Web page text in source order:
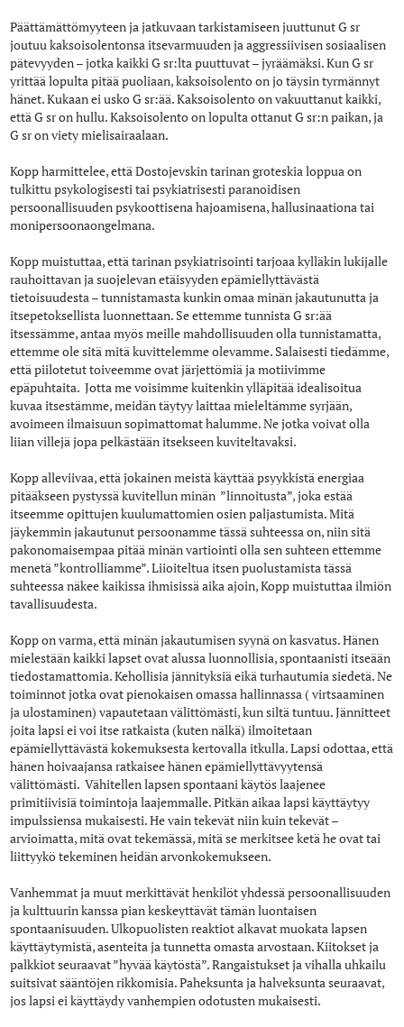
Päättämättömyyteen ja jatkuvaan tarkistamiseen juuttunut G sr
joutuu kaksoisolentonsa itsevarmuuden ja aggressiivisen sosiaalisen
pätevyyden – jotka kaikki G sr:lta puuttuvat – jyräämäksi. Kun G sr
yrittää lopulta pitää puoliaan, kaksoisolento on jo täysin tyrmännyt
hänet. Kukaan ei usko G sr:ää. Kaksoisolento on vakuuttanut kaikki,
että G sr on hullu. Kaksoisolento on lopulta ottanut G sr:n paikan, ja
G sr on viety mielisairaalaan.
Kopp harmittelee, että Dostojevskin tarinan groteskia loppua on
tulkittu psykologisesti tai psykiatrisesti paranoidisen
persoonallisuuden psykoottisena hajoamisena, hallusinaationa tai
monipersoonaongelmana.
Kopp muistuttaa, että tarinan psykiatrisointi tarjoaa kylläkin lukijalle
rauhoittavan ja suojelevan etäisyyden epämiellyttävästä
tietoisuudesta – tunnistamasta kunkin omaa minän jakautunutta ja
itsepetoksellista luonnettaan. Se ettemme tunnista G sr:ää
itsessämme, antaa myös meille mahdollisuuden olla tunnistamatta,
ettemme ole sitä mitä kuvittelemme olevamme. Salaisesti tiedämme,
että piilotetut toiveemme ovat järjettömiä ja motiivimme
epäpuhtaita. Jotta me voisimme kuitenkin ylläpitää idealisoitua
kuvaa itsestämme, meidän täytyy laittaa mieleltämme syrjään,
avoimeen ilmaisuun sopimattomat halumme. Ne jotka voivat olla
liian villejä jopa pelkästään itsekseen kuviteltavaksi.
Kopp alleviivaa, että jokainen meistä käyttää psyykkistä energiaa
pitääkseen pystyssä kuvitellun minän ”linnoitusta”, joka estää
itseemme opittujen kuulumattomien osien paljastumista. Mitä
jäykemmin jakautunut persoonamme tässä suhteessa on, niin sitä
pakonomaisempaa pitää minän vartiointi olla sen suhteen ettemme
menetä ”kontrolliamme”. Liioiteltua itsen puolustamista tässä
suhteessa näkee kaikissa ihmisissä aika ajoin, Kopp muistuttaa ilmiön
tavallisuudesta.
Kopp on varma, että minän jakautumisen syynä on kasvatus. Hänen
mielestään kaikki lapset ovat alussa luonnollisia, spontaanisti itseään
tiedostamattomia. Kehollisia jännityksiä eikä turhautumia siedetä. Ne
toiminnot jotka ovat pienokaisen omassa hallinnassa ( virtsaaminen
ja ulostaminen) vapautetaan välittömästi, kun siltä tuntuu. Jännitteet
joita lapsi ei voi itse ratkaista (kuten nälkä) ilmoitetaan
epämiellyttävästä kokemuksesta kertovalla itkulla. Lapsi odottaa, että
hänen hoivaajansa ratkaisee hänen epämiellyttävyytensä
välittömästi. Vähitellen lapsen spontaani käytös laajenee
primitiivisiä toimintoja laajemmalle. Pitkän aikaa lapsi käyttäytyy
impulssiensa mukaisesti. He vain tekevät niin kuin tekevät –
arvioimatta, mitä ovat tekemässä, mitä se merkitsee ketä he ovat tai
liittyykö tekeminen heidän arvonkokemukseen.
Vanhemmat ja muut merkittävät henkilöt yhdessä persoonallisuuden
ja kulttuurin kanssa pian keskeyttävät tämän luontaisen
spontaanisuuden. Ulkopuolisten reaktiot alkavat muokata lapsen
käyttäytymistä, asenteita ja tunnetta omasta arvostaan. Kiitokset ja
palkkiot seuraavat ”hyvää käytöstä”. Rangaistukset ja vihalla uhkailu
suitsivat sääntöjen rikkomisia. Paheksunta ja halveksunta seuraavat,
jos lapsi ei käyttäydy vanhempien odotusten mukaisesti.